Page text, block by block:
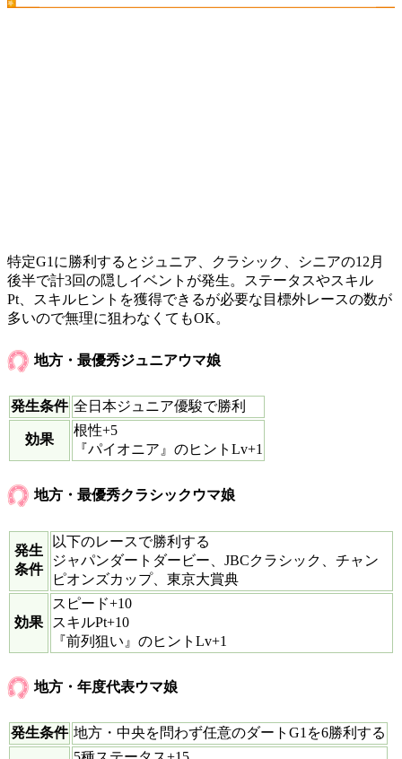
特定G1に勝利するとジュニア、クラシック、シニアの12月
後半で計3回の隠しイベントが発生。ステータスやスキル
Pt、スキルヒントを獲得できるが必要な目標外レースの数が
多いので無理に狙わなくてもOK。
地方・最優秀ジュニアウマ娘
発生条件 全日本ジュニア優駿で勝利
効果
根性+5
『パイオニア』のヒントLv+1
地方・最優秀クラシックウマ娘
発生
条件
以下のレースで勝利する
ジャパンダートダービー、JBCクラシック、チャン
ピオンズカップ、東京大賞典
効果
スピード+10
スキルPt+10
『前列狙い』のヒントLv+1
地方・年度代表ウマ娘
発生条件 地方・中央を問わず任意のダートG1を6勝利する